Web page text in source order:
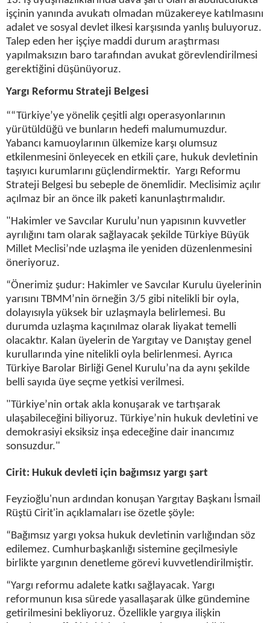
işçinin yanında avukatı olmadan müzakereye katılmasını
adalet ve sosyal devlet ilkesi karşısında yanlış buluyoruz.
Talep eden her işçiye maddi durum araştırması
yapılmaksızın baro tarafından avukat görevlendirilmesi
gerektiğini düşünüyoruz.
Yargı Reformu Strateji Belgesi
““Türkiye’ye yönelik çeşitli algı operasyonlarının
yürütüldüğü ve bunların hedefi malumumuzdur.
Yabancı kamuoylarının ülkemize karşı olumsuz
etkilenmesini önleyecek en etkili çare, hukuk devletinin
taşıyıcı kurumlarını güçlendirmektir. Yargı Reformu
Strateji Belgesi bu sebeple de önemlidir. Meclisimiz açılır
açılmaz bir an önce ilk paketi kanunlaştırmalıdır.
"Hakimler ve Savcılar Kurulu’nun yapısının kuvvetler
ayrılığını tam olarak sağlayacak şekilde Türkiye Büyük
Millet Meclisi’nde uzlaşma ile yeniden düzenlenmesini
öneriyoruz.
“Önerimiz şudur: Hakimler ve Savcılar Kurulu üyelerinin
yarısını TBMM’nin örneğin 3/5 gibi nitelikli bir oyla,
dolayısıyla yüksek bir uzlaşmayla belirlemesi. Bu
durumda uzlaşma kaçınılmaz olarak liyakat temelli
olacaktır. Kalan üyelerin de Yargıtay ve Danıştay genel
kurullarında yine nitelikli oyla belirlenmesi. Ayrıca
Türkiye Barolar Birliği Genel Kurulu’na da aynı şekilde
belli sayıda üye seçme yetkisi verilmesi.
"Türkiye’nin ortak akla konuşarak ve tartışarak
ulaşabileceğini biliyoruz. Türkiye’nin hukuk devletini ve
demokrasiyi eksiksiz inşa edeceğine dair inancımız
sonsuzdur."
Cirit: Hukuk devleti için bağımsız yargı şart
Feyzioğlu'nun ardından konuşan Yargıtay Başkanı İsmail
Rüştü Cirit'in açıklamaları ise özetle şöyle:
“Bağımsız yargı yoksa hukuk devletinin varlığından söz
edilemez. Cumhurbaşkanlığı sistemine geçilmesiyle
birlikte yargının denetleme görevi kuvvetlendirilmiştir.
“Yargı reformu adalete katkı sağlayacak. Yargı
reformunun kısa sürede yasallaşarak ülke gündemine
getirilmesini bekliyoruz. Özellikle yargıya ilişkin